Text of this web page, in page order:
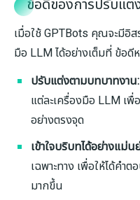
ข้อดีของการปรับแต่
เมื่อใช้ GPTBots คุณจะมีอิ
มือ LLM ได้อย่างเต็มที่ ข้อดี
ปรับแต่งตามบทบาทงาน:
แต่ละเครื่องมือ LLM เ
อย่างตรงจุด
เข้าใจบริบทได้อย่างแม่น
เฉพาะทาง เพื่อให้ได้ค
มากขึ้น